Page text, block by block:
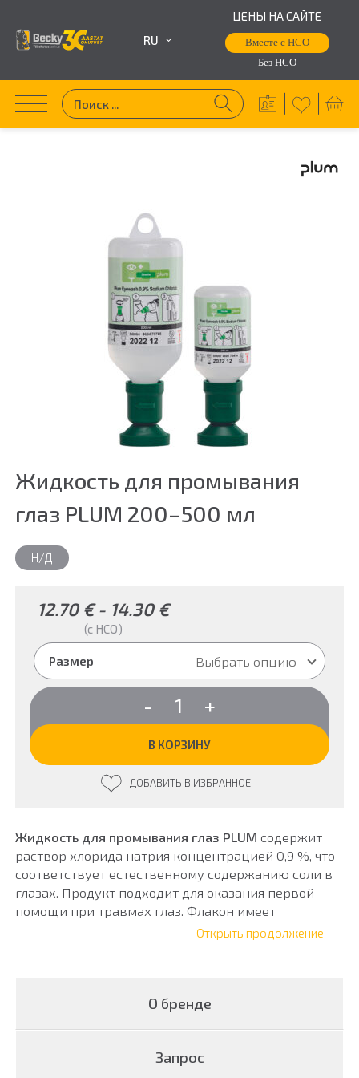
RU
ЦЕНЫ НА САЙТЕ
Вместе с НСО
Без НСО
Жидкость для промывания
глаз PLUM 200–500 мл
Н/Д
12.70 €- 14.30 €
(c НСО)
Размер Выбрать опцию
- Количество
товара
Жидкость
для
PLUM
+
В КОРЗИНУ
ДОБАВИТЬ В ИЗБРАННОЕ
Жидкость для промывания глаз PLUM содержит
раствор хлорида натрия концентрацией 0,9 %, что
соответствует естественному содержанию соли в
глазах. Продукт подходит для оказания первой
помощи при травмах глаз. Флакон имеет
эргономичную крышку-наглазник, которая
ополаскивании флакон следует осторожно
Директиве ЕС 92/42/EEC.
Открыть продолжение
О бренде
Запрос